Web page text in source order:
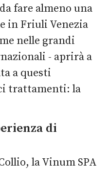
fare almeno una
in Friuli Venezia
nelle grandi
- aprirà a
a questi
trattamenti: la
di
la Vinum SPA